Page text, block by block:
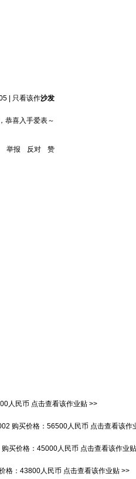
沙发
只看该作
恭喜入手爱表～
举报 反对 赞
人民币 点击查看该作业贴 >>
购买价格： 56500人民币 点击查看该作
购买价格： 45000人民币 点击查看该作业
格： 43800人民币 点击查看该作业贴 >>